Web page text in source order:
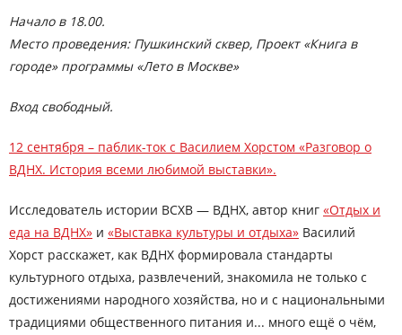
Начало в 18.00.
Место проведения: Пушкинский сквер, Проект «Книга в
городе» программы «Лето в Москве»
Вход свободный.
12 сентября – паблик-ток с Василием Хорстом «Разговор о
ВДНХ. История всеми любимой выставки».
Исследователь истории ВСХВ — ВДНХ, автор книг «Отдых и
еда на ВДНХ» и «Выставка культуры и отдыха» Василий
Хорст расскажет, как ВДНХ формировала стандарты
культурного отдыха, развлечений, знакомила не только с
достижениями народного хозяйства, но и с национальными
традициями общественного питания и... много ещё о чём,